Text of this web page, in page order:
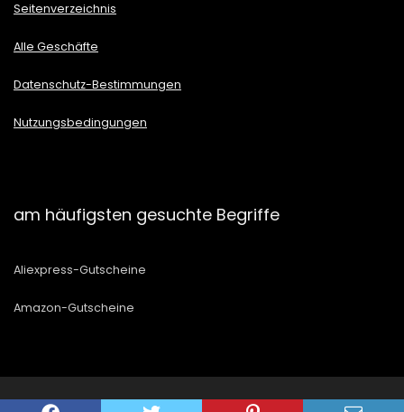
Seitenverzeichnis
Alle Geschäfte
Datenschutz-Bestimmungen
Nutzungsbedingungen
am häufigsten gesuchte Begriffe
Aliexpress-Gutscheine
Amazon-Gutscheine
2021 Gutscheingultig.de Desing. Alle Rechte vorbehalten